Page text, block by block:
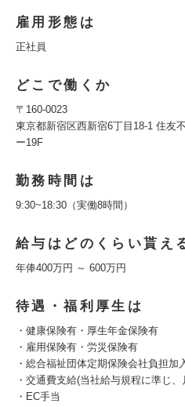
雇用形態は
正社員
どこで働くか
〒160-0023
東京都新宿区西新宿6丁目18-1 住友
ー19F
勤務時間は
9:30~18:30（実働8時間）
給与はどのくらい貰え
年俸400万円 ～ 600万円
待遇・福利厚生は
・健康保険有・厚⽣年⾦保険有
・雇⽤保険有・労災保険有
・総合福祉団体定期保険会社負担加
・交通費⽀給(当社給与規程に準じ
・EC手当